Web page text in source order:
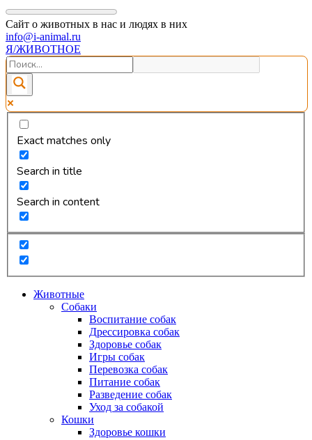
Сайт о животных в нас и людях в них
info@i-animal.ru
Я/ЖИВОТНОЕ
Exact matches only
Search in title
Search in content
Животные
Собаки
Воспитание собак
Дрессировка собак
Здоровье собак
Игры собак
Перевозка собак
Питание собак
Разведение собак
Уход за собакой
Кошки
Здоровье кошки